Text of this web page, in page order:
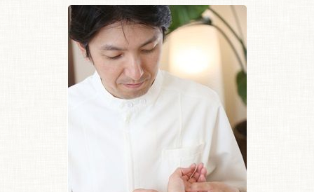
初めての方へ
よくある質問
ホームケア
特 集
お悩み解決！